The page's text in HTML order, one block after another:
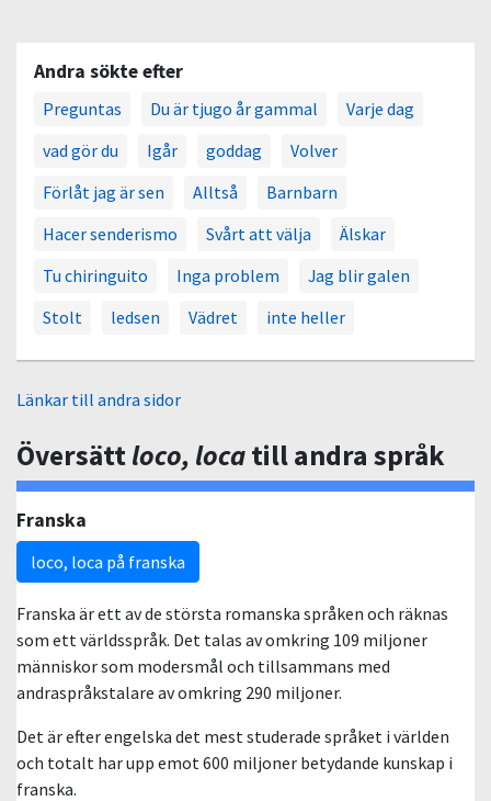
Andra sökte efter
Preguntas Du är tjugo år gammal
Varje dag
vad gör du
Igår goddag
Volver
Förlåt jag är sen
Alltså
Barnbarn
Hacer senderismo
Svårt att välja
Älskar
Tu chiringuito
Inga problem
Jag blir galen
Stolt
ledsen Vädret inte heller
Länkar till andra sidor
Översättloco, locatill andra språk
Franska
loco, loca på franska
Franska är ett av de största romanska språken och räknas
som ett världsspråk. Det talas av omkring 109 miljoner
människor som modersmål och tillsammans med
andraspråkstalare av omkring 290 miljoner.
Det är efter engelska det mest studerade språket i världen
och totalt har upp emot 600 miljoner betydande kunskap i
franska.